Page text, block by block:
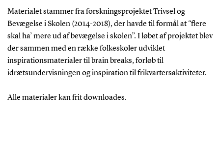
Materialet stammer fra forskningsprojektet Trivsel og
Bevægelse i Skolen (2014-2018), der havde til formål at “flere
skal ha’ mere ud af bevægelse i skolen”. I løbet af projektet blev
der sammen med en række folkeskoler udviklet
inspirationsmaterialer til brain breaks, forløb til
idrætsundervisningen og inspiration til frikvartersaktiviteter.
Alle materialer kan frit downloades.